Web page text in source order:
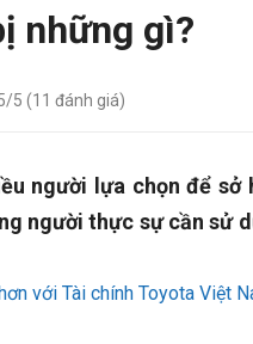
những gì?
/5 (11 đánh giá)
người lựa chọn để sở
người thực sự cần sử
với Tài chính Toyota Việt